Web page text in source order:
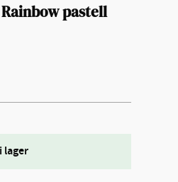
pastell
lager